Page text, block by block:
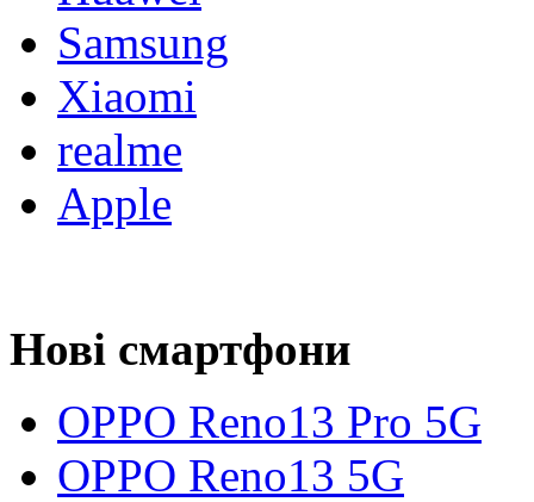
Samsung
Xiaomi
realme
Apple
Нові смартфони
OPPO Reno13 Pro 5G
OPPO Reno13 5G